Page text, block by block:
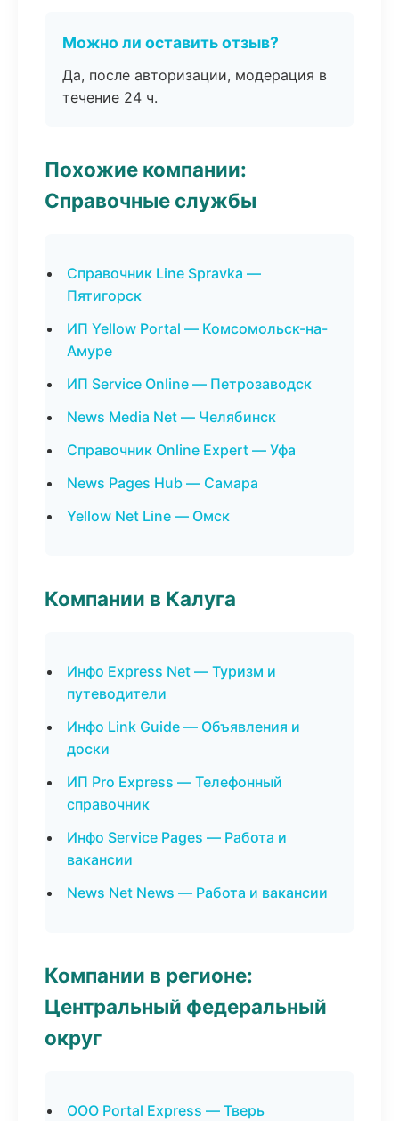
Можно ли оставить отзыв?
Да, после авторизации, модерация в
течение 24 ч.
Похожие компании:
Справочные службы
Справочник Line Spravka —
Пятигорск
ИП Yellow Portal — Комсомольск-на-
Амуре
ИП Service Online — Петрозаводск
News Media Net — Челябинск
Справочник Online Expert — Уфа
News Pages Hub — Самара
Yellow Net Line — Омск
Компании в Калуга
Инфо Express Net — Туризм и
путеводители
Инфо Link Guide — Объявления и
доски
ИП Pro Express — Телефонный
справочник
Инфо Service Pages — Работа и
вакансии
News Net News — Работа и вакансии
Компании в регионе:
Центральный федеральный
округ
ООО Portal Express — Тверь